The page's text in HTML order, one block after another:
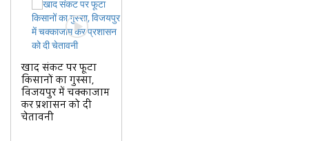
खाद संकट पर फूटा
किसानों का गुस्सा,
विजयपुर में चक्काजाम
कर प्रशासन को दी
चेतावनी